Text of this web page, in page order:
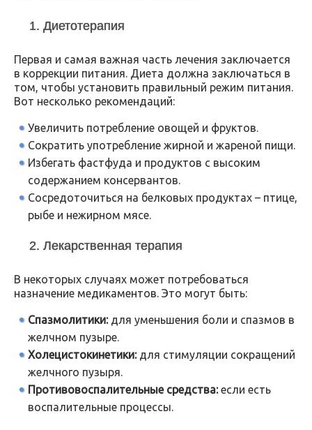
1. Диетотерапия
Первая и самая важная часть лечения заключается
в коррекции питания. Диета должна заключаться в
том, чтобы установить правильный режим питания.
Вот несколько рекомендаций:
Увеличить потребление овощей и фруктов.
Сократить употребление жирной и жареной пищи.
Избегать фастфуда и продуктов с высоким
содержанием консервантов.
Сосредоточиться на белковых продуктах – птице,
рыбе и нежирном мясе.
2. Лекарственная терапия
В некоторых случаях может потребоваться
назначение медикаментов. Это могут быть:
Спазмолитики:для уменьшения боли и спазмов в
желчном пузыре.
Холецистокинетики:для стимуляции сокращений
желчного пузыря.
Противовоспалительные средства:если есть
воспалительные процессы.